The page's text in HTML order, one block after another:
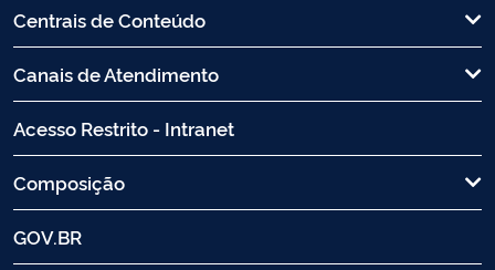
Centrais de Conteúdo
Canais de Atendimento
Acesso Restrito - Intranet
Composição
GOV.BR